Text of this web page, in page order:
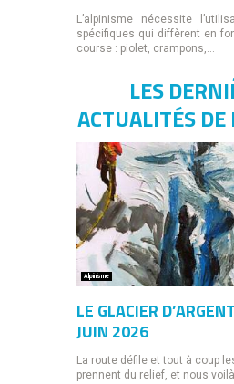
L’alpinisme nécessite
spécifiques qui diffèrent en
course : piolet, crampons,…
LES
ACTUALITÉS
Alpinisme
LE GLACIER
JUIN 2026
La route défile et tout à coup
prennent du relief, et nous